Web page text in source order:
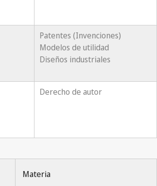
Patentes (Invenciones)
Modelos de utilidad
Diseños industriales
Derecho de autor
Materia